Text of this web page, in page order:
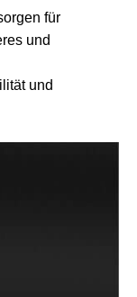
für
und
und